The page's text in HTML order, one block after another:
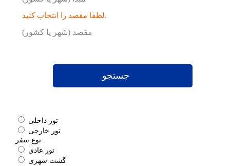
لطفا مقصد را انتخاب کنید.
مقصد (شهر یا کشور)
جستجو
تور داخلی
تور خارجی
نوع سفر :
تور عادی
گشت شهری